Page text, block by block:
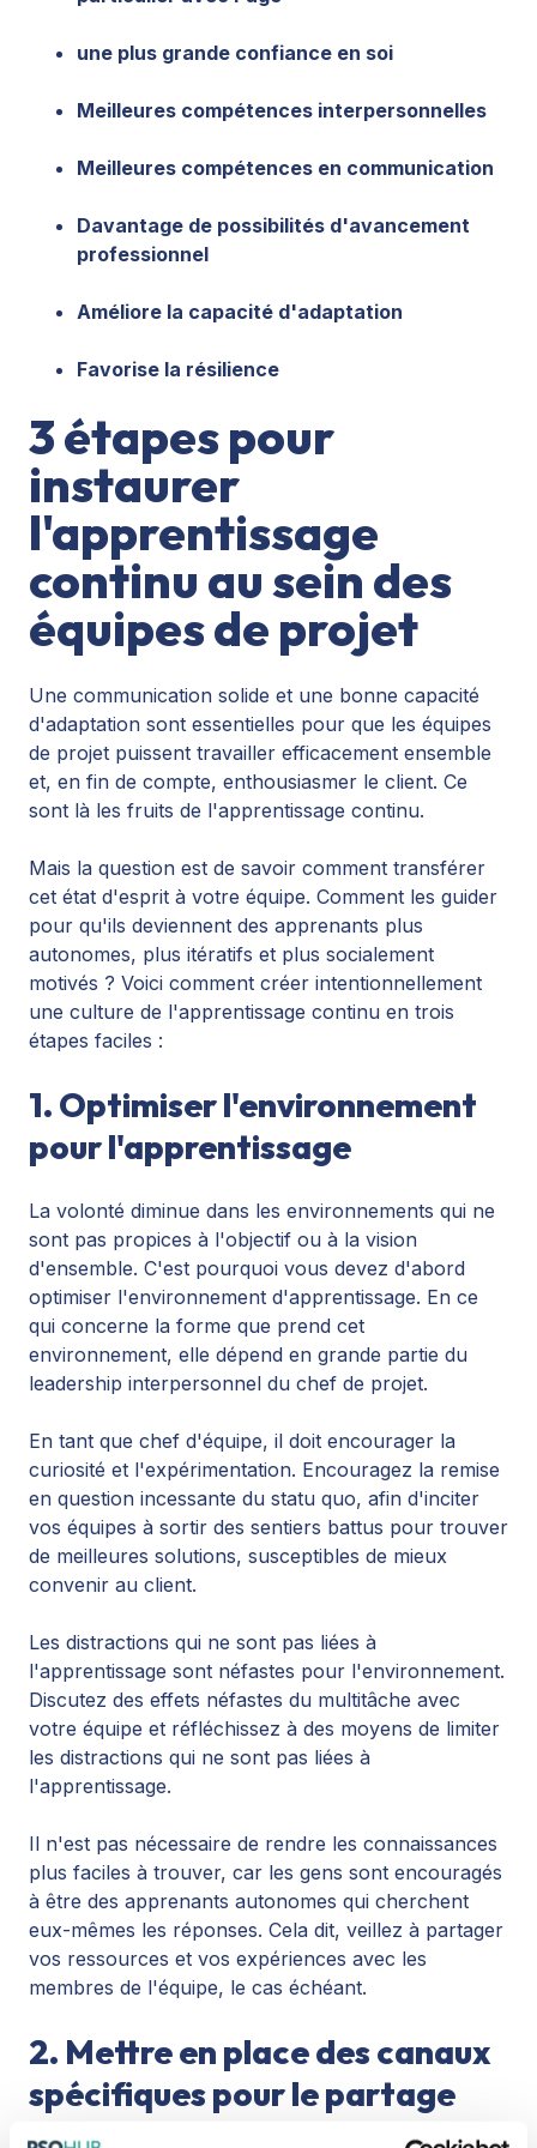
une plus grande confiance en soi
Meilleures compétences interpersonnelles
Meilleures compétences en communication
Davantage de possibilités d'avancement
professionnel
Améliore la capacité d'adaptation
Favorise la résilience
3 étapes pour
instaurer
l'apprentissage
continu au sein des
équipes de projet
Une communication solide et une bonne capacité
d'adaptation sont essentielles pour que les équipes
de projet puissent travailler efficacement ensemble
et, en fin de compte, enthousiasmer le client. Ce
sont là les fruits de l'apprentissage continu.
Mais la question est de savoir comment transférer
cet état d'esprit à votre équipe. Comment les guider
pour qu'ils deviennent des apprenants plus
autonomes, plus itératifs et plus socialement
motivés ? Voici comment créer intentionnellement
une culture de l'apprentissage continu en trois
étapes faciles :
1. Optimiser l'environnement
pour l'apprentissage
La volonté diminue dans les environnements qui ne
sont pas propices à l'objectif ou à la vision
d'ensemble. C'est pourquoi vous devez d'abord
optimiser l'environnement d'apprentissage. En ce
qui concerne la forme que prend cet
environnement, elle dépend en grande partie du
leadership interpersonnel du chef de projet.
En tant que chef d'équipe, il doit encourager la
curiosité et l'expérimentation. Encouragez la remise
en question incessante du statu quo, afin d'inciter
vos équipes à sortir des sentiers battus pour trouver
de meilleures solutions, susceptibles de mieux
convenir au client.
Les distractions qui ne sont pas liées à
l'apprentissage sont néfastes pour l'environnement.
Discutez des effets néfastes du multitâche avec
votre équipe et réfléchissez à des moyens de limiter
les distractions qui ne sont pas liées à
l'apprentissage.
Il n'est pas nécessaire de rendre les connaissances
plus faciles à trouver, car les gens sont encouragés
à être des apprenants autonomes qui cherchent
eux-mêmes les réponses. Cela dit, veillez à partager
vos ressources et vos expériences avec les
membres de l'équipe, le cas échéant.
2. Mettre en place des canaux
spécifiques pour le partage
des connaissances